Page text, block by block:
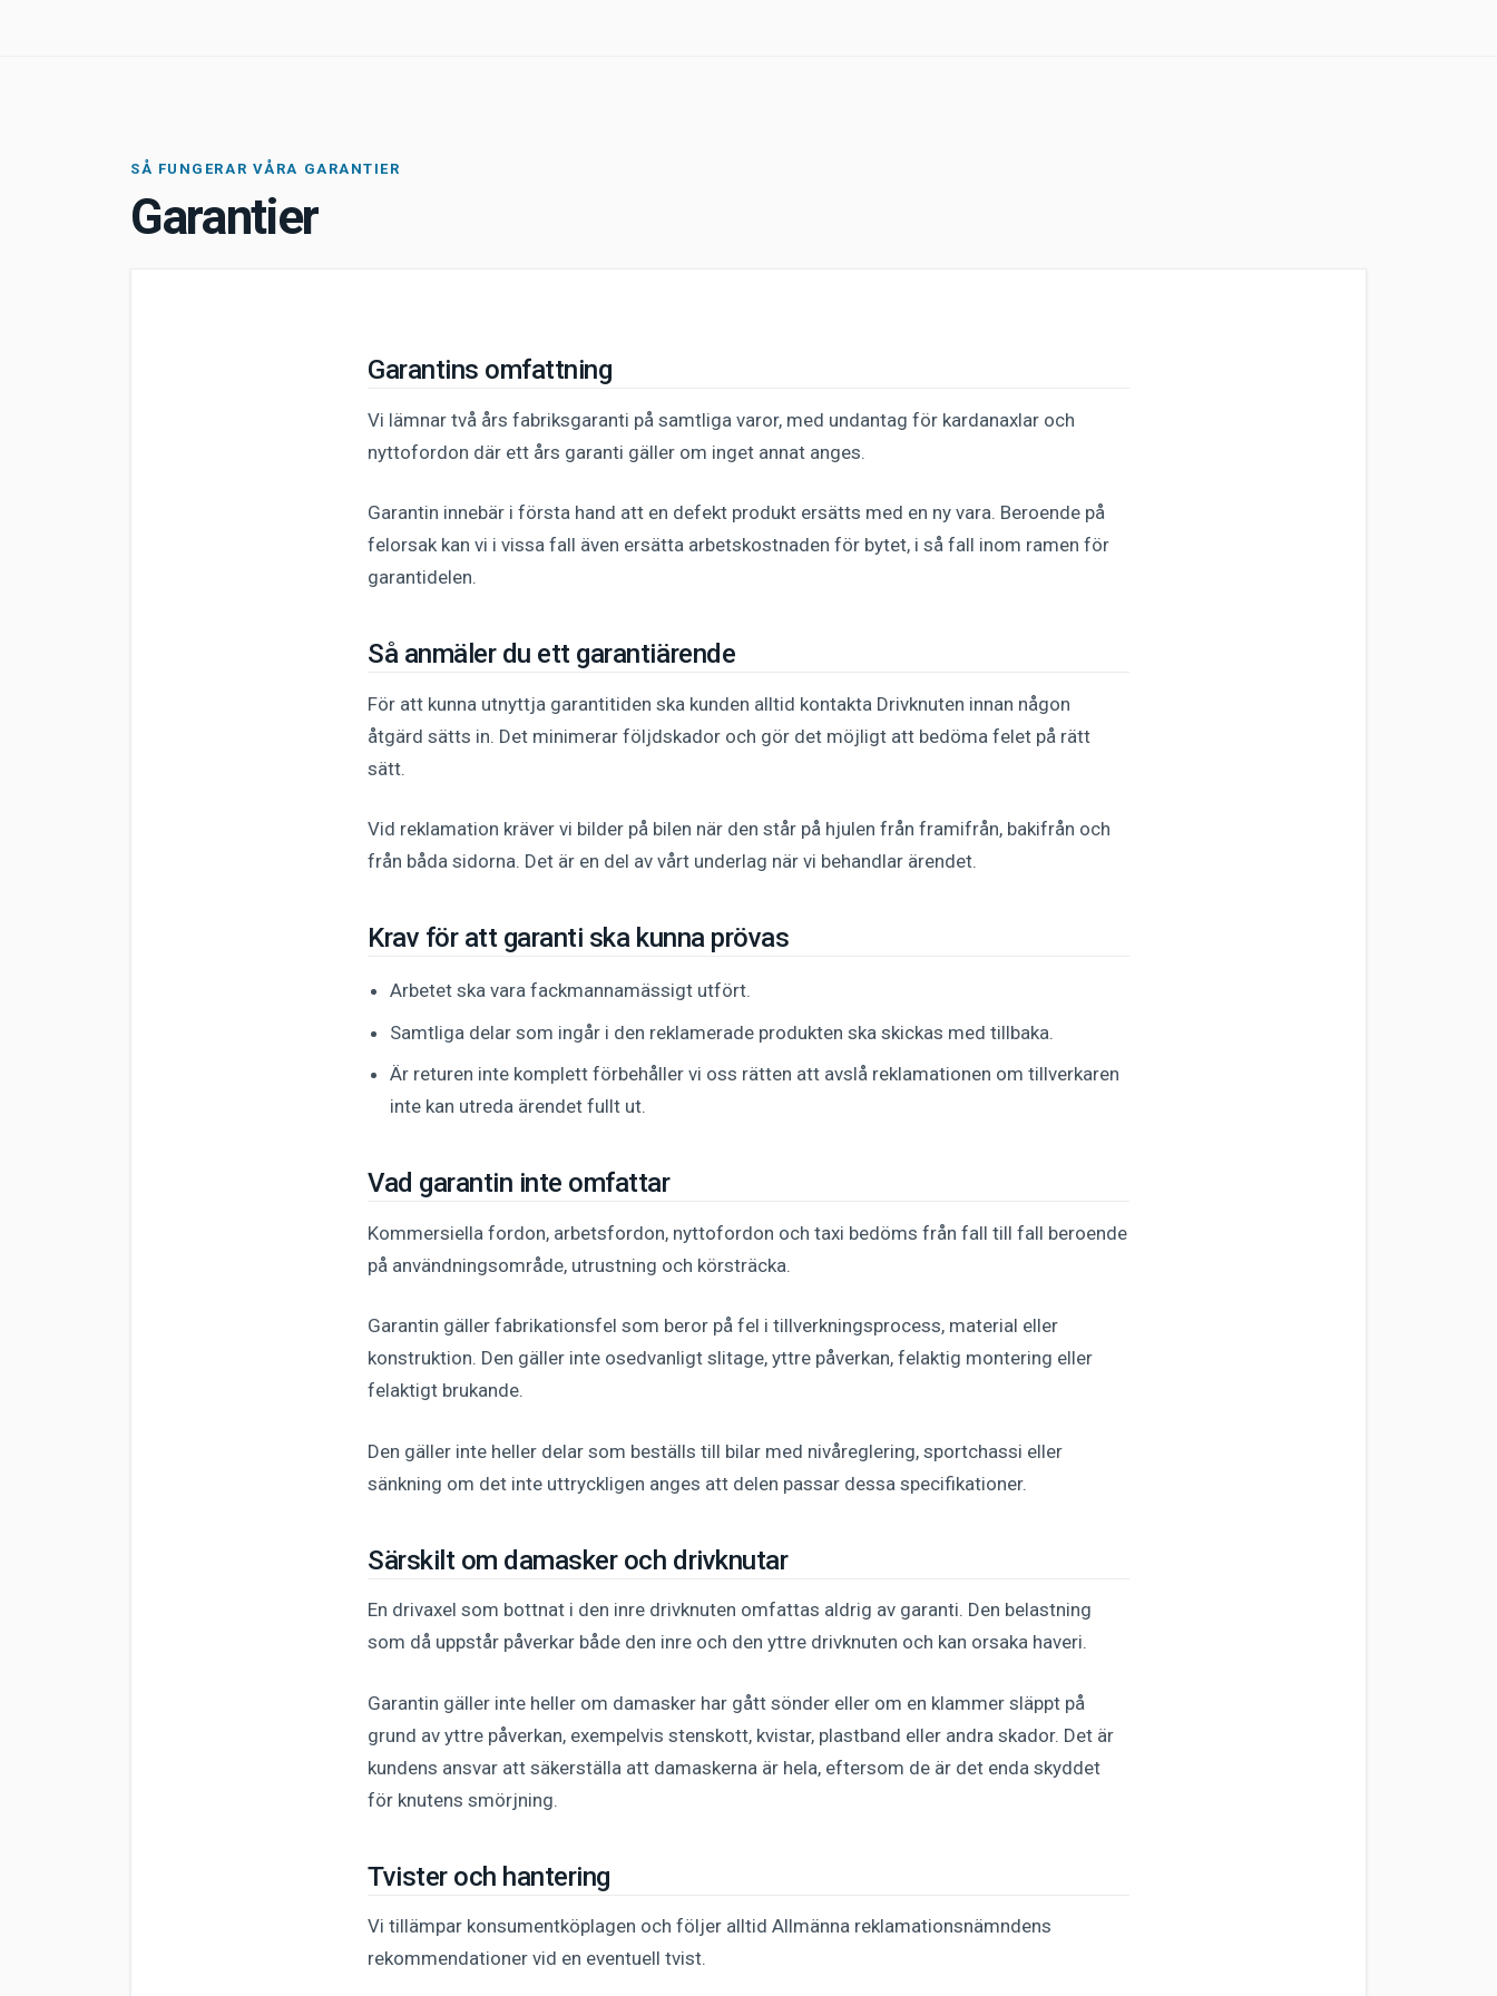
SÅ FUNGERAR VÅRA GARANTIER
Garantier
Garantins omfattning
Vi lämnar två års fabriksgaranti på samtliga varor, med undantag för kardanaxlar och
nyttofordon där ett års garanti gäller om inget annat anges.
Garantin innebär i första hand att en defekt produkt ersätts med en ny vara. Beroende på
felorsak kan vi i vissa fall även ersätta arbetskostnaden för bytet, i så fall inom ramen för
garantidelen.
Så anmäler du ett garantiärende
För att kunna utnyttja garantitiden ska kunden alltid kontakta Drivknuten innan någon
åtgärd sätts in. Det minimerar följdskador och gör det möjligt att bedöma felet på rätt
sätt.
Vid reklamation kräver vi bilder på bilen när den står på hjulen från framifrån, bakifrån och
från båda sidorna. Det är en del av vårt underlag när vi behandlar ärendet.
Krav för att garanti ska kunna prövas
Arbetet ska vara fackmannamässigt utfört.
Samtliga delar som ingår i den reklamerade produkten ska skickas med tillbaka.
Är returen inte komplett förbehåller vi oss rätten att avslå reklamationen om tillverkaren
inte kan utreda ärendet fullt ut.
Vad garantin inte omfattar
Kommersiella fordon, arbetsfordon, nyttofordon och taxi bedöms från fall till fall beroende
på användningsområde, utrustning och körsträcka.
Garantin gäller fabrikationsfel som beror på fel i tillverkningsprocess, material eller
konstruktion. Den gäller inte osedvanligt slitage, yttre påverkan, felaktig montering eller
felaktigt brukande.
Den gäller inte heller delar som beställs till bilar med nivåreglering, sportchassi eller
sänkning om det inte uttryckligen anges att delen passar dessa specifikationer.
Särskilt om damasker och drivknutar
En drivaxel som bottnat i den inre drivknuten omfattas aldrig av garanti. Den belastning
som då uppstår påverkar både den inre och den yttre drivknuten och kan orsaka haveri.
Garantin gäller inte heller om damasker har gått sönder eller om en klammer släppt på
grund av yttre påverkan, exempelvis stenskott, kvistar, plastband eller andra skador. Det är
kundens ansvar att säkerställa att damaskerna är hela, eftersom de är det enda skyddet
för knutens smörjning.
Tvister och hantering
Vi tillämpar konsumentköplagen och följer alltid Allmänna reklamationsnämndens
rekommendationer vid en eventuell tvist.